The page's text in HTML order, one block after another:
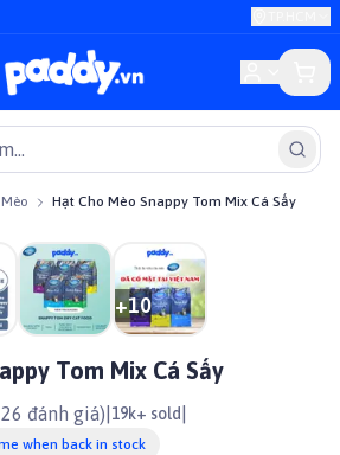
Hạt Cho Mèo Snappy Tom Mix Cá Sấy
+10
Tom Mix Cá Sấy
đánh giá) 19k+ sold
when back in stock